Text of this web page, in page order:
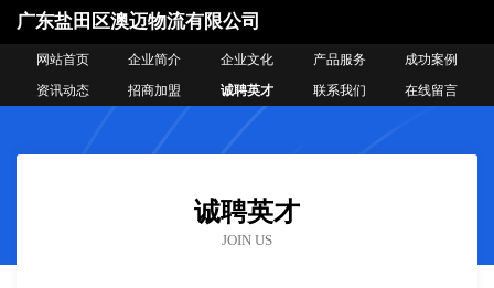
广东盐田区澳迈物流有限公司
网站首页 企业简介 企业文化 产品服务
成功案例
资讯动态
招商加盟 诚聘英才 联系我们 在线留言
诚聘英才
JOIN US